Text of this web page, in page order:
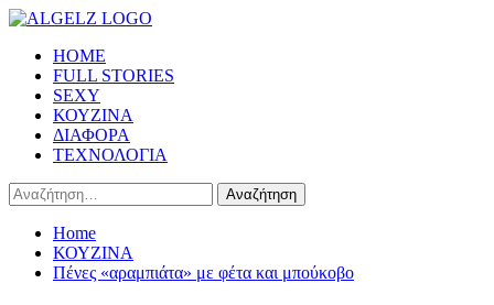
Skip
content
Primary
Menu
HOME
FULL STORIES
SEXY
ΚΟΥΖΙΝΑ
ΔΙΑΦΟΡΑ
ΤΕΧΝΟΛΟΓΙΑ
Αναζήτηση
για:
Home
ΚΟΥΖΙΝΑ
Πένες «αραμπιάτα» με φέτα και μπούκοβο